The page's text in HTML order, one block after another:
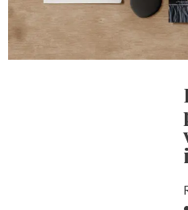
Grand Plateau moule